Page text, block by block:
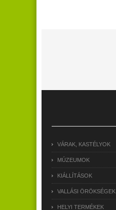
VÁRAK, KASTÉLYOK
MÚZEUMOK
KIÁLLÍTÁSOK
VALLÁSI ÖRÖKSÉGEK
HELYI TERMÉKEK